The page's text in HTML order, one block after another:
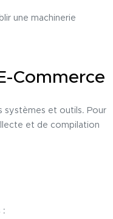
une machinerie
Commerce
systèmes et outils. Pour
et de compilation
: